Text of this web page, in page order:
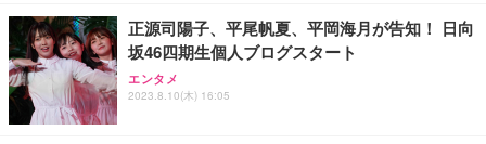
正源司陽子、平尾帆夏、平岡海月が告知！ 日向
坂46四期生個人ブログスタート
エンタメ
2023.8.10(木) 16:05